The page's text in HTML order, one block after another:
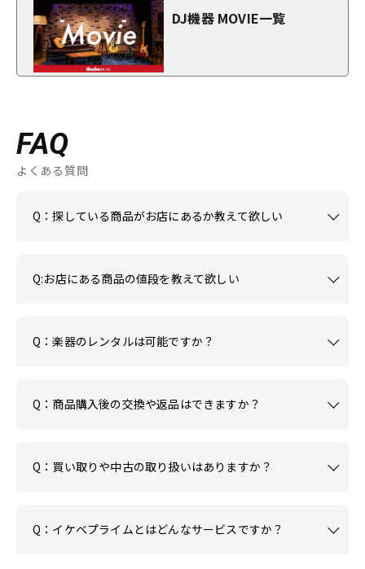
DJ機器 MOVIE一覧
FAQ
よくある質問
Q：探している商品がお店にあるか教えて欲しい
Q:お店にある商品の値段を教えて欲しい
Q：楽器のレンタルは可能ですか？
Q：商品購入後の交換や返品はできますか？
Q：買い取りや中古の取り扱いはありますか？
Q：イケベプライムとはどんなサービスですか？